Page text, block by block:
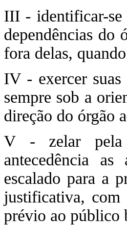
III - identificar-se
dependências do
fora delas,
IV - exercer suas
sempre sob a
direção do órgão
V - zelar pela
antecedência
escalado para a
justificativa,
prévio ao público